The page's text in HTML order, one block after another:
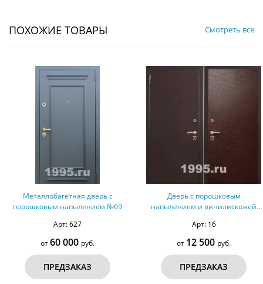
ПОХОЖИЕ ТОВАРЫ Смотреть все
дверь с
напылением №69
Арт: 627
60 000руб.
ПРЕДЗАКАЗ
Дверь с порошковым
напылением и винилискожей
12 500руб.
ПРЕДЗАКАЗ